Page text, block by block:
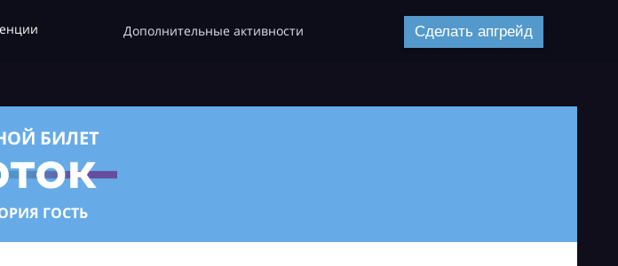
Дополнительные активности Сделать апгрейд
БИЛЕТ
ГОСТЬ